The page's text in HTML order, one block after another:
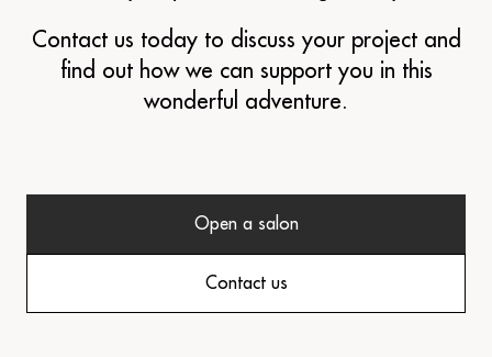
Contact us today to discuss your project and
find out how we can support you in this
wonderful adventure.
Open a salon
Contact us